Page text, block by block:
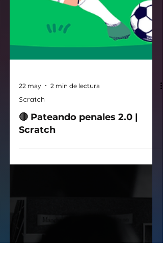
22 may
Scratch
🔴 Pateando penales 2.0 |